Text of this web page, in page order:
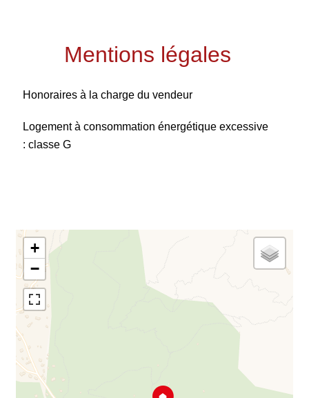
Mentions légales
Honoraires à la charge du vendeur
Logement à consommation énergétique excessive
: classe G
+
−